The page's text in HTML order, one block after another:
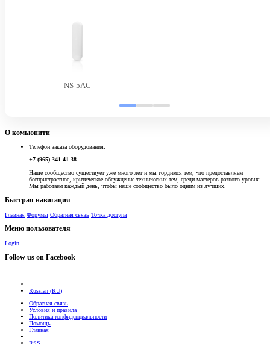
NS-5AC
О комьюнити
Телефон заказа оборудования:
+7 (965) 341-41-38
Наше сообщество существует уже много лет и мы гордимся тем, что предоставляем
беспристрастное, критическое обсуждение технических тем, среди мастеров разного уровня.
Мы работаем каждый день, чтобы наше сообщество было одним из лучших.
Быстрая навигация
Главная Форумы Обратная связь Точка доступа
Меню пользователя
Login
Follow us on Facebook
Russian (RU)
Обратная связь
Условия и правила
Политика конфиденциальности
Помощь
Главная